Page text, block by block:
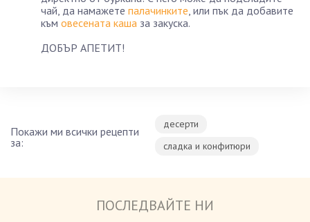
чай, да намажете палачинките , или пък да добавите
към овесената каша за закуска.
ДОБЪР АПЕТИТ!
Покажи ми всички рецепти
за:
десерти
сладка и конфитюри
ПОСЛЕДВАЙТЕ НИ